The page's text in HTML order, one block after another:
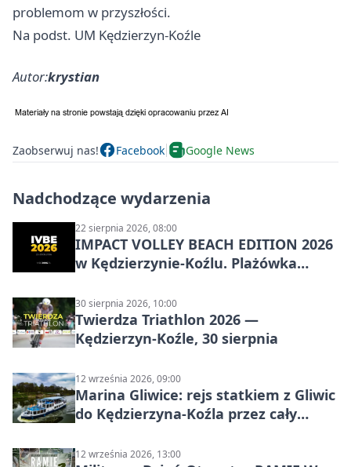
problemom w przyszłości.
Na podst. UM Kędzierzyn-Koźle
Autor:krystian
Zaobserwuj nas! Facebook Google News
Nadchodzące wydarzenia
22 sierpnia 2026, 08:00
IMPACT VOLLEY BEACH EDITION 2026
w Kędzierzynie-Koźlu. Plażówka
30 sierpnia 2026, 10:00
Twierdza Triathlon 2026 —
Kędzierzyn-Koźle, 30 sierpnia
12 września 2026, 09:00
Marina Gliwice: rejs statkiem z Gliwic
do Kędzierzyna-Koźla przez cały
12 września 2026, 13:00